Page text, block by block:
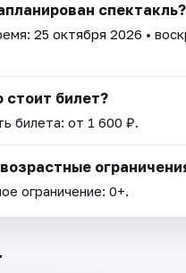
спектакль?
25 октября 2026 •
стоит билет?
билета: от 1 600 ₽.
ограничение: 0+.